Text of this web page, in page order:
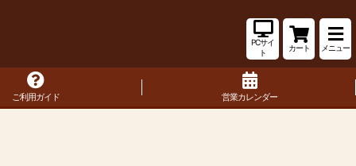
PCサイ
ト
カート メニュー
ご利用ガイド 営業カレンダー